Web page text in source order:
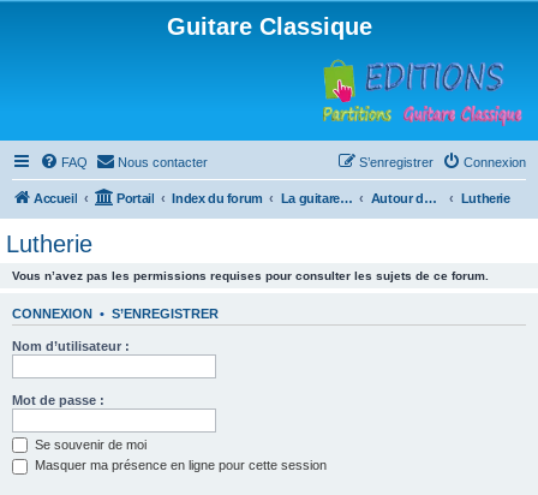
Guitare Classique
FAQ Nous contacter Connexion
S’enregistrer
Accueil Portail Index du forum La guitare : instrument, cours et théorie Autour de la guitare Lutherie
Lutherie
Vous n’avez pas les permissions requises pour consulter les sujets de ce forum.
CONNEXION • S’ENREGISTRER
Nom d’utilisateur :
Mot de passe :
Se souvenir de moi
Masquer ma présence en ligne pour cette session